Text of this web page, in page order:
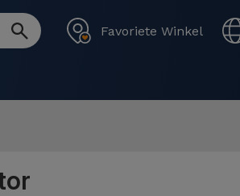
Favoriete Winkel